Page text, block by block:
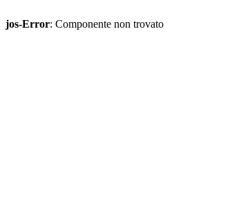
jos-Error: Componente non trovato